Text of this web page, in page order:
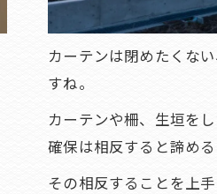
カーテンは閉めたくな
すね。
カーテンや柵、生垣を
確保は相反すると諦め
その相反することを上